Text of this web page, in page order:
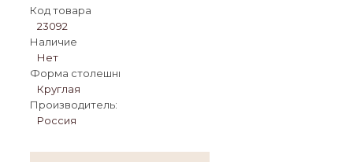
Код товара
23092
Наличие
Нет
Форма столешницы:
Круглая
Производитель:
Россия